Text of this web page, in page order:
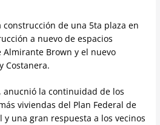
de una 5ta plaza en
a nuevo de espacios
Almirante Brown y el nuevo
Costanera.
anucnió la continuidad de los
viviendas del Plan Federal de
una gran respuesta a los vecinos